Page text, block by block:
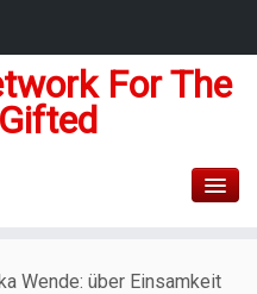
For The
Wende: über Einsamkeit